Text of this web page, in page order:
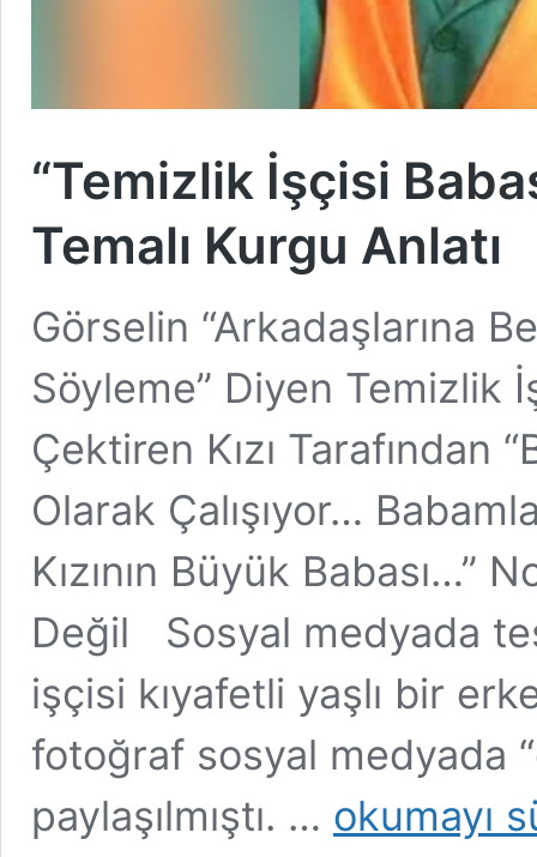
“Temizlik İşçisi
Temalı Kurgu Anlatı
Görselin “Arkadaşlarına
Söyleme” Diyen Temizlik
Çektiren Kızı Tarafından
Olarak Çalışıyor…
Kızının Büyük Babası…”
Değil Sosyal medyada
işçisi kıyafetli yaşlı bir
fotoğraf sosyal medyada
paylaşılmıştı. …
“Temizlik
İşçisi
okumayı